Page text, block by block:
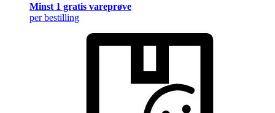
Minst 1 gratis vareprøve
per bestilling